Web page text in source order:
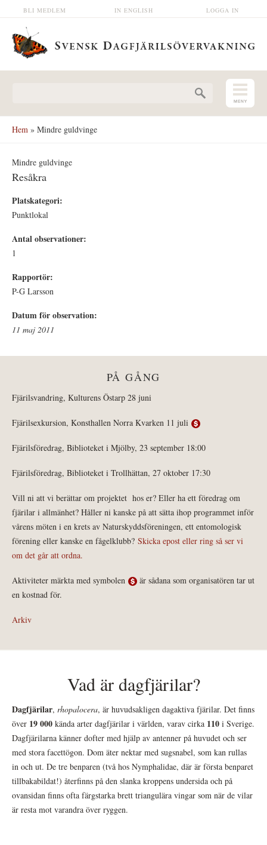
Hoppa till huvudinnehåll LOGGA IN
IN ENGLISH
BLI MEDLEM
Hem » Mindre guldvinge
Mindre guldvinge
Resåkra
Platskategori:
Punktlokal
Antal observationer:
1
Rapportör:
P-G Larsson
Datum för observation:
11 maj 2011
PÅ GÅNG
Fjärilsvandring, Kulturens Östarp 28 juni
Fjärilsexkursion, Konsthallen Norra Kvarken 11 juli
Fjärilsföredrag, Biblioteket i Mjölby, 23 september 18:00
Fjärilsföredrag, Biblioteket i Trollhättan, 27 oktober 17:30
Vill ni att vi berättar om projektet hos er? Eller ha ett föredrag om
fjärilar i allmänhet? Håller ni kanske på att sätta ihop programmet inför
vårens möten i en krets av Naturskyddsföreningen, ett entomologisk
förening eller kanske en fågelklubb? Skicka epost eller ring så ser vi
om det går att ordna.
Aktiviteter märkta med symbolen
är sådana som organisatören tar ut
en kostnad för.
Arkiv
Vad är dagfjärilar?
Dagfjärilar, rhopalocera, är huvudsakligen dagaktiva fjärilar. Det finns
över 19 000 kända arter dagfjärilar i världen, varav cirka 110 i Sverige.
Dagfjärilarna känner dofter med hjälp av antenner på huvudet och ser
med stora facettögon. Dom äter nektar med sugsnabel, som kan rullas
in och ut. De tre benparen (två hos Nymphalidae, där är första benparet
tillbakabildat!) återfinns på den slanka kroppens undersida och på
ovansidan finns ofta färgstarka brett triangulära vingar som när de vilar
är resta mot varandra över ryggen.